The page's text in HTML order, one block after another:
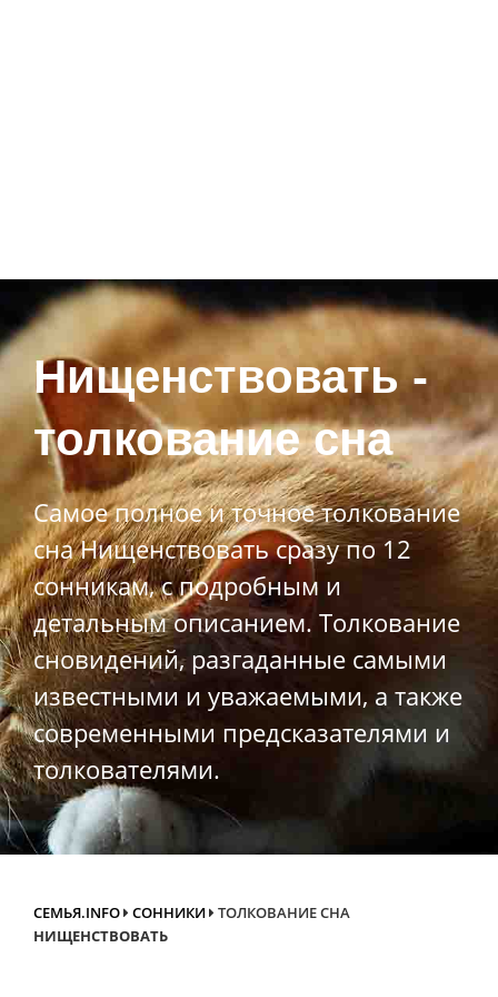
Нищенствовать -
толкование сна
Самое полное и точное толкование
сна Нищенствовать сразу по 12
сонникам, с подробным и
детальным описанием. Толкование
сновидений, разгаданные самыми
известными и уважаемыми, а также
современными предсказателями и
толкователями.
СЕМЬЯ.INFO СОННИКИ
ТОЛКОВАНИЕ СНА
НИЩЕНСТВОВАТЬ